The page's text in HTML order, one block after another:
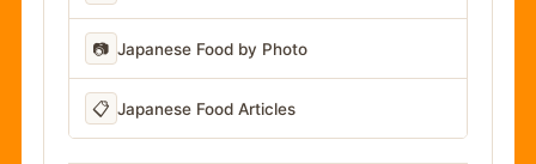
📷 Japanese Food by Photo
📋 Japanese Food Articles